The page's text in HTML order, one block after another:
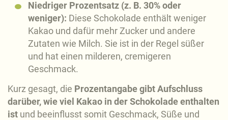
Niedriger Prozentsatz (z. B. 30% oder
weniger): Diese Schokolade enthält weniger
Kakao und dafür mehr Zucker und andere
Zutaten wie Milch. Sie ist in der Regel süßer
und hat einen milderen, cremigeren
Geschmack.
Kurz gesagt, die Prozentangabe gibt Aufschluss
darüber, wie viel Kakao in der Schokolade enthalten
ist und beeinflusst somit Geschmack, Süße und